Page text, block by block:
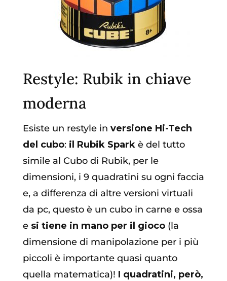
Restyle: Rubik in chiave
moderna
Esiste un restyle in versione Hi-Tech
del cubo: il Rubik Sparkè del tutto
simile al Cubo di Rubik, per le
dimensioni, i 9 quadratini su ogni faccia
e, a differenza di altre versioni virtuali
da pc, questo è un cubo in carne e ossa
esi tiene in mano per il gioco(la
dimensione di manipolazione per i più
piccoli è importante quasi quanto
quella matematica)! I quadratini, però,